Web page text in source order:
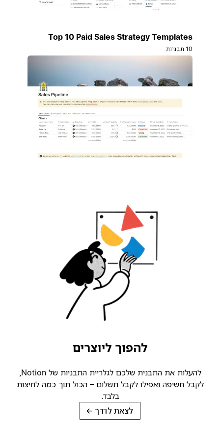
Top 10 Paid Sales Strategy Templates
להפוך ליוצרים
להעלות את התבנית שלכם לגלריית התבניות של Notion,
לקבל חשיפה ואפילו לקבל תשלום – הכול תוך כמה לחיצות
בלבד.
לצאת לדרך→